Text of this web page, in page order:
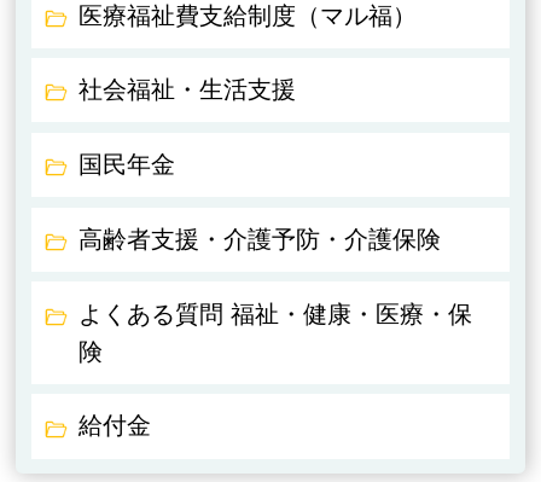
医療福祉費支給制度（マル福）
社会福祉・生活支援
国民年金
高齢者支援・介護予防・介護保険
よくある質問 福祉・健康・医療・保
険
給付金